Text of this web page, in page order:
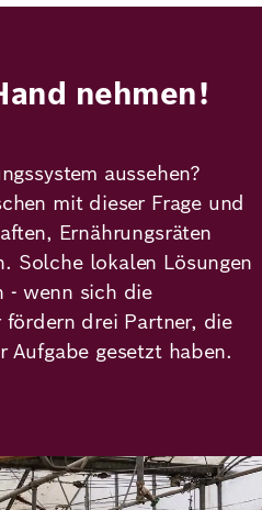
nehmen!
aussehen?
mit dieser Frage und
Ernährungsräten
Solche lokalen Lösungen
- wenn sich die
fördern drei Partner, die
Aufgabe gesetzt haben.